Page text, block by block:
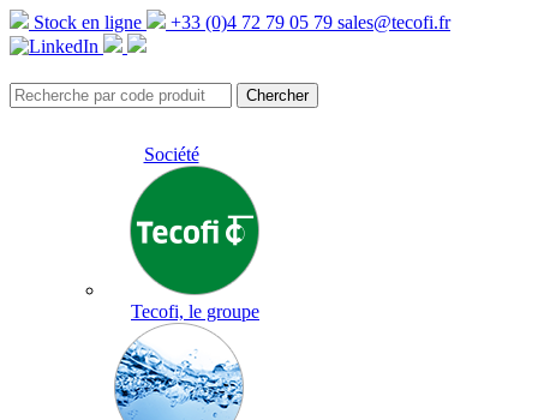
Stock en ligne +33 (0)4 72 79 05 79 sales@tecofi.fr
Société
Tecofi, le groupe